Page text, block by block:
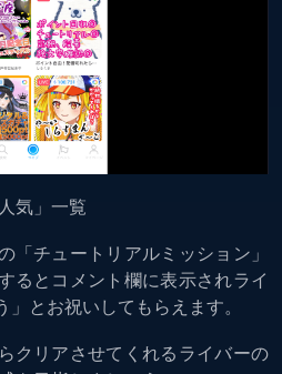
人気」一覧
「チュートリアルミッション」
るとコメント欄に表示されライ
とお祝いしてもらえます。
クリアさせてくれるライバーの